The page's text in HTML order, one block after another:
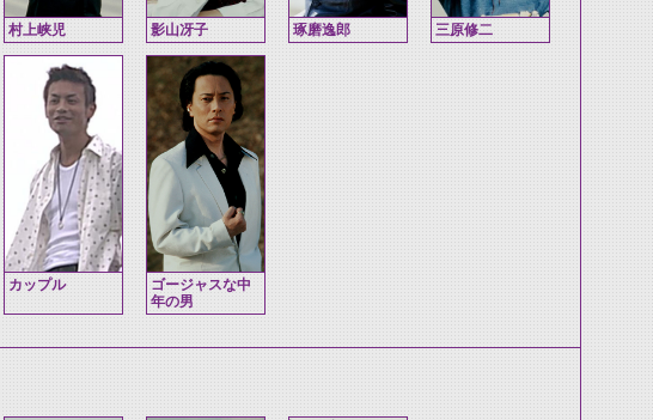
村上峡児 影山冴子 琢磨逸郎 三原修二
カップル
ゴージャスな中
年の男